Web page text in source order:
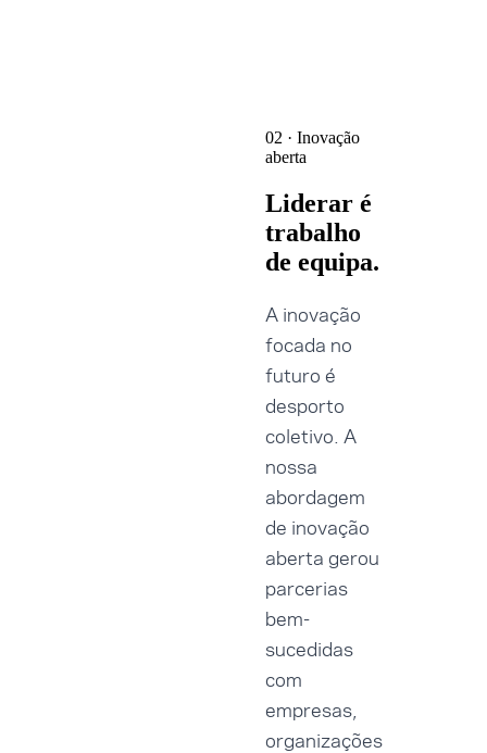
02 · Inovação
aberta
Liderar é
trabalho
de equipa.
A inovação
focada no
futuro é
desporto
coletivo. A
nossa
abordagem
de inovação
aberta gerou
parcerias
bem-
sucedidas
com
empresas,
organizações